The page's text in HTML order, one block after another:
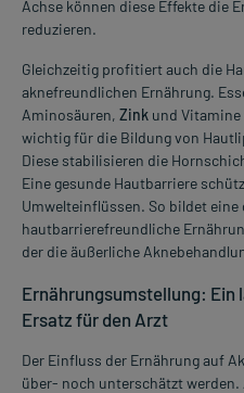
Achse können diese Effekte die
reduzieren.
Gleichzeitig profitiert auch die
aknefreundlichen Ernährung.
Aminosäuren, Zink und
wichtig für die Bildung von
Diese stabilisieren die
Eine gesunde Hautbarriere
Umwelteinflüssen. So bildet eine
hautbarrierefreundliche
der die äußerliche
Ernährungsumstellung:
Ersatz für den Arzt
Der Einfluss der Ernährung auf
über- noch unterschätzt